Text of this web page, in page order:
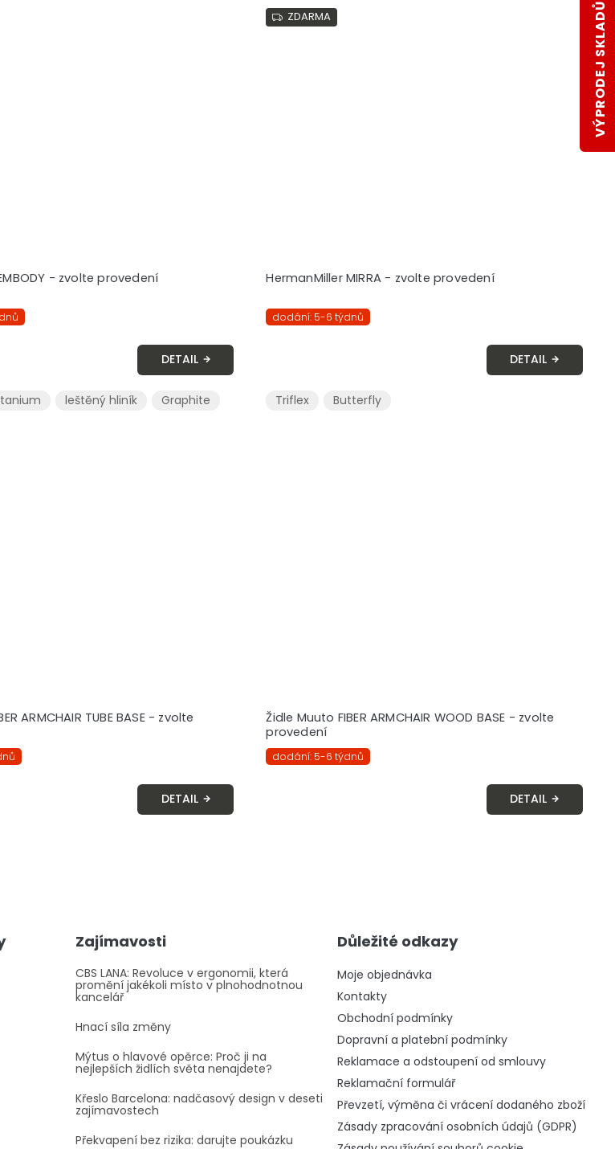
- zvolte provedení
DETAIL
leštěný hliník Graphite
ZDARMA
HermanMiller MIRRA - zvolte provedení
dodání: 5-6 týdnů
DETAIL
Triflex Butterfly
ARMCHAIR TUBE BASE - zvolte
DETAIL
Židle Muuto FIBER ARMCHAIR WOOD BASE - zvolte
provedení
dodání: 5-6 týdnů
DETAIL
c
p
r
v
k
y
v
ý
i
s
Zajímavosti
CBS LANA: Revoluce v ergonomii, která
promění jakékoli místo v plnohodnotnou
kancelář
Hnací síla změny
Mýtus o hlavové opěrce: Proč ji na
nejlepších židlích světa nenajdete?
Křeslo Barcelona: nadčasový design v deseti
zajímavostech
Překvapení bez rizika: darujte poukázku
Důležité odkazy
Moje objednávka
Kontakty
Obchodní podmínky
Dopravní a platební podmínky
Reklamace a odstoupení od smlouvy
Reklamační formulář
Převzetí, výměna či vrácení dodaného zboží
Zásady zpracování osobních údajů (GDPR)
VÝPRODEJ SKLADŮ